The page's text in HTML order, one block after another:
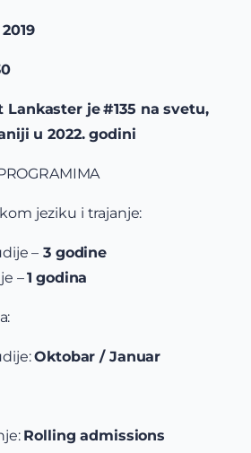
2019
Lankaster je #135 na svetu,
u 2022. godini
jeziku i trajanje:
– 3 godine
–1 godina
Oktobar / Januar
Rolling admissions